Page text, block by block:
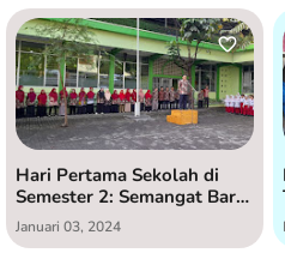
Hari Pertama Sekolah di
Semester 2: Semangat Baru
di SD Islam Istiqomah
Januari 03, 2024